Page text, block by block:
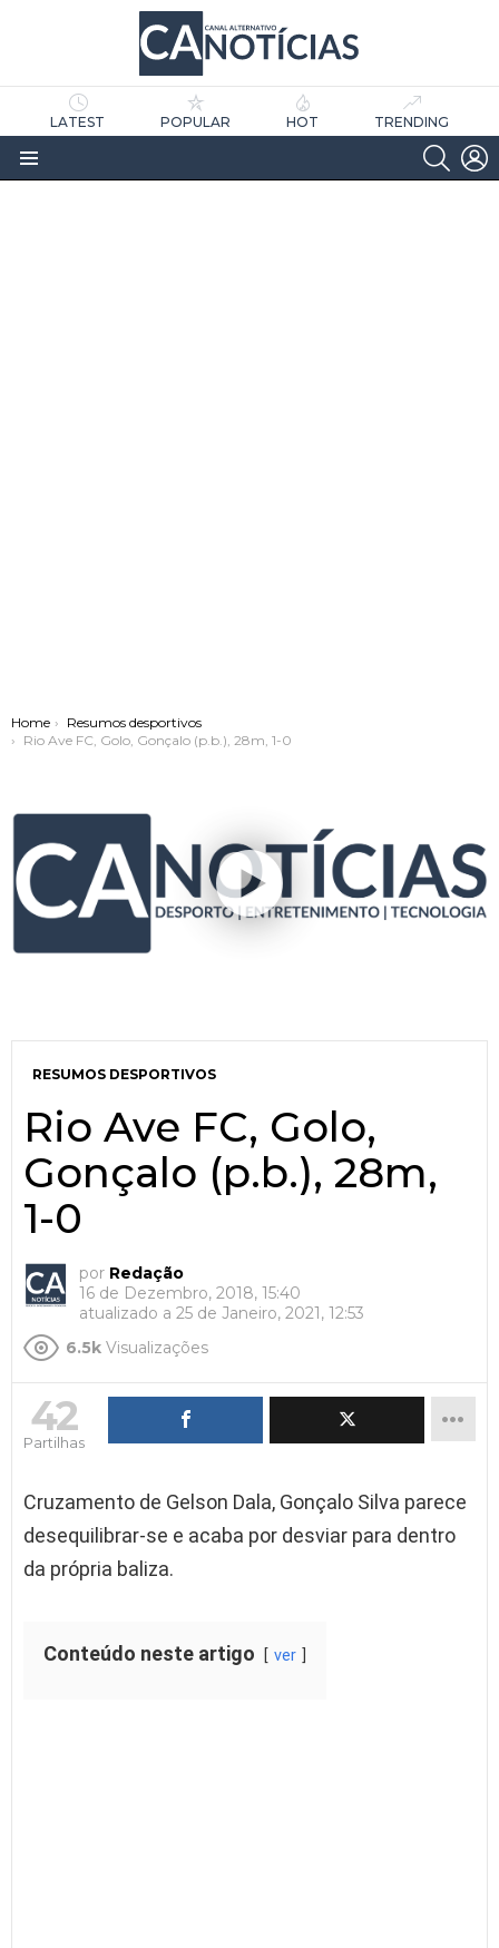
LATEST POPULAR HOT TRENDING
Menu
You are here:
Home
Resumos desportivos
Rio Ave FC, Golo, Gonçalo (p.b.), 28m, 1-0
RESUMOS DESPORTIVOS
Rio Ave FC, Golo,
Gonçalo (p.b.), 28m,
1-0
por Redação
16 de Dezembro, 2018, 15:40
atualizado a 25 de Janeiro, 2021, 12:53
6.5k Visualizações
42
Partilhas
Cruzamento de Gelson Dala, Gonçalo Silva parece
desequilibrar-se e acaba por desviar para dentro
da própria baliza.
Conteúdo neste artigo ver